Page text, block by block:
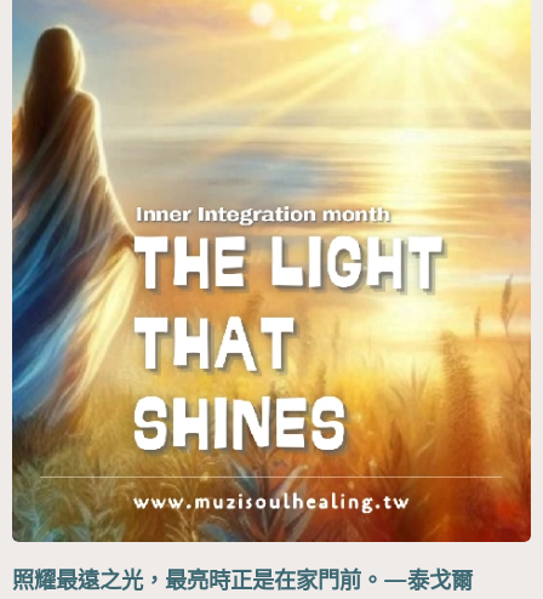
照耀最遠之光，最亮時正是在家門前。—泰戈爾